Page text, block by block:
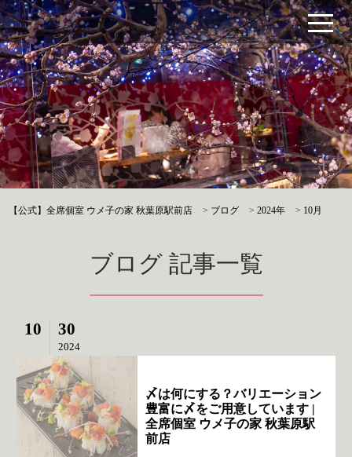
【公式】全席個室 ウメ子の家 秋葉原駅前店 > ブログ >2024年 > 10月
ブログ 記事一覧
10 30
2024
〆は何にする？バリエーション
豊富に〆をご用意しています |
全席個室 ウメ子の家 秋葉原駅
前店